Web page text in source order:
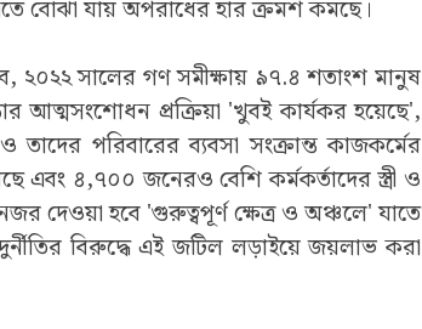
বোঝা যায় অপরাধের হার ক্রমশ কমছে।
২০২২ সালের গণ সমীক্ষায় ৯৭.৪ শতাংশ মানুষ
আত্মসংশোধন প্রক্রিয়া 'খুবই কার্যকর হয়েছে',
তাদের পরিবারের ব্যবসা সংক্রান্ত কাজকর্মের
এবং ৪,৭০০ জনেরও বেশি কর্মকর্তাদের স্ত্রী ও
নজর দেওয়া হবে 'গুরুত্বপূর্ণ ক্ষেত্র ও অঞ্চলে' যাতে
বিরুদ্ধে এই জটিল লড়াইয়ে জয়লাভ করা